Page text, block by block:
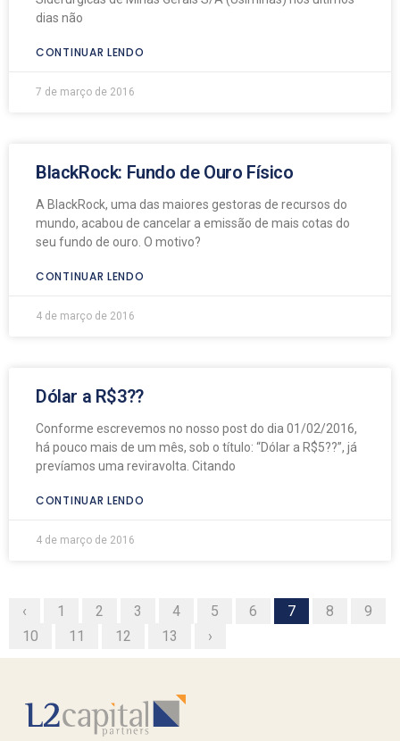
dias não
CONTINUAR LENDO
7 de março de 2016
BlackRock: Fundo de Ouro Físico
A BlackRock, uma das maiores gestoras de recursos do
mundo, acabou de cancelar a emissão de mais cotas do
seu fundo de ouro. O motivo?
CONTINUAR LENDO
4 de março de 2016
Dólar a R$3??
Conforme escrevemos no nosso post do dia 01/02/2016,
há pouco mais de um mês, sob o título: “Dólar a R$5??”, já
prevíamos uma reviravolta. Citando
CONTINUAR LENDO
4 de março de 2016
‹ 1 2 3 4 5 6 7 8
9
10
11 12 13 ›